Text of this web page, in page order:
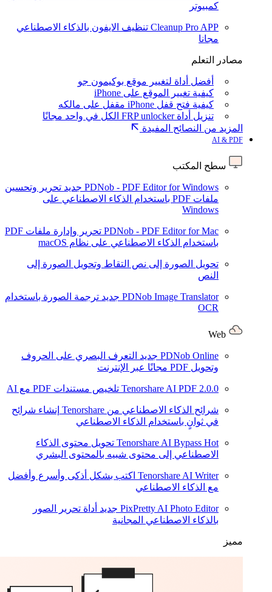
كمبيوتر
Cleanup Pro APP تنظيف الايفون بالذكاء الاصطناعي
مجانا
مصادر التعلم
أفضل أداة لتغيير موقع بوكيمون جو
كيفية تغيير الموقع على iPhone
كيفية فتح قفل iPhone مقفل على مالكه
تنزيل أداة FRP unlocker الكل في واحد مجانًا
المزيد من النصائح المفيدة
AI & PDF
سطح المكتب
PDNob - PDF Editor for Windows جديد تحرير وتحسين
ملفات PDF باستخدام الذكاء الاصطناعي على
Windows
PDNob - PDF Editor for Mac
تحرير وإدارة ملفات PDF
باستخدام الذكاء الاصطناعي على نظام macOS
تحويل الصورة إلى نص التقاط وتحويل الصورة إلى
النص
PDNob Image Translator جديد ترجمة الصورة باستخدام
OCR
PDNob Online جديد التعرف البصري على الحروف
وتحويل PDF مجانًا عبر الإنترنت
Tenorshare AI PDF 2.0.0 تلخيص مستندات PDF مع AI
شرائح الذكاء الاصطناعي من Tenorshare
إنشاء شرائح
في ثوانٍ باستخدام الذكاء الاصطناعي
Tenorshare AI Bypass Hot
تحويل محتوى الذكاء
الاصطناعي إلى محتوى شبيه بالمحتوى البشري
Tenorshare AI Writer اكتب بشكل أذكى وأسرع وأفضل
مع الذكاء الاصطناعي
PixPretty AI Photo Editor جديد أداة تحرير الصور
بالذكاء الاصطناعي المجانية
مميز